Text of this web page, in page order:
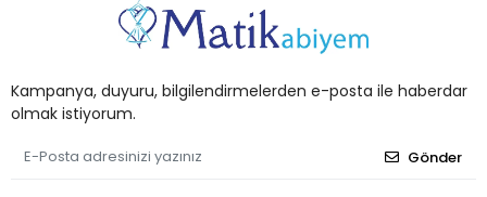
Kampanya, duyuru, bilgilendirmelerden e-posta ile haberdar
olmak istiyorum.
Gönder